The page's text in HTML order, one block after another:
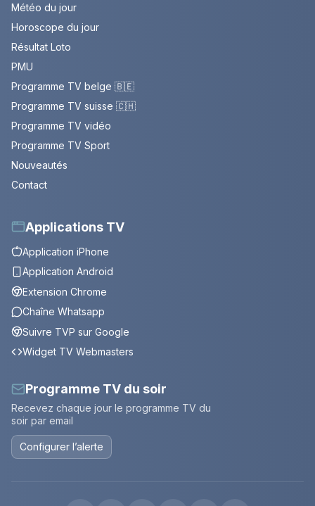
Météo du jour
Horoscope du jour
Résultat Loto
PMU
Programme TV belge 🇧🇪
Programme TV suisse 🇨🇭
Programme TV vidéo
Programme TV Sport
Nouveautés
Contact
Applications TV
Application iPhone
Application Android
Extension Chrome
Chaîne Whatsapp
Suivre TVP sur Google
Widget TV Webmasters
Programme TV du soir
Recevez chaque jour le programme TV du
soir par email
Configurer l’alerte